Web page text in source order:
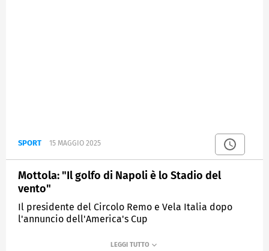
SPORT 15 MAGGIO 2025
Mottola: "Il golfo di Napoli è lo Stadio del
vento"
Il presidente del Circolo Remo e Vela Italia dopo
l'annuncio dell'America's Cup
SPORTMEDIASET